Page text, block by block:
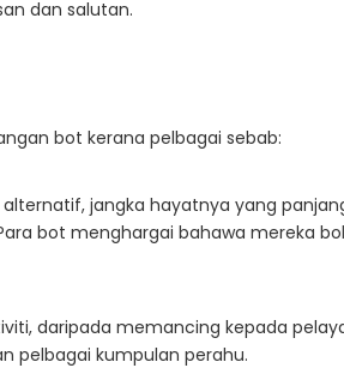
dan salutan.
bot kerana pelbagai sebab:
jangka hayatnya yang
bot menghargai bahawa mereka
daripada memancing kepada
pelbagai kumpulan perahu.